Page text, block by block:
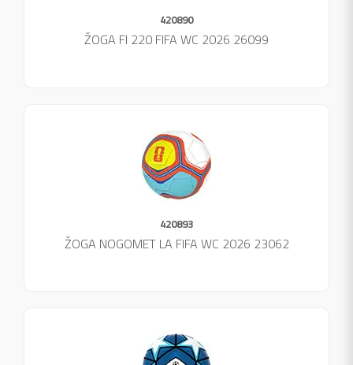
420890
ŽOGA FI 220 FIFA WC 2026 26099
420893
ŽOGA NOGOMET LA FIFA WC 2026 23062